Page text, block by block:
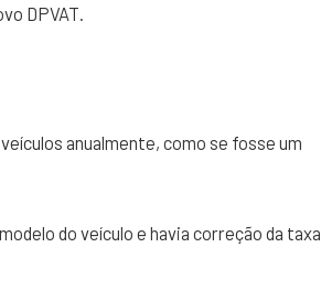
DPVAT.
anualmente, como se fosse um
do veículo e havia correção da taxa